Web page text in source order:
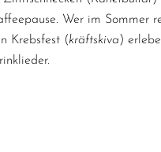
Wer im Sommer
Krebsfest (kräftskiva)